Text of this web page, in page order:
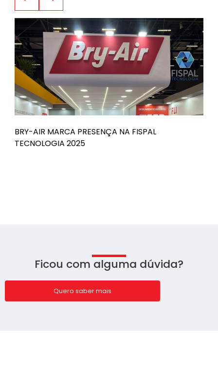
BRY-AIR MARCA PRESENÇA NA FISPAL
TECNOLOGIA 2025
Ficou com alguma dúvida?
Quero saber mais